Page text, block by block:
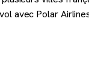
avec Polar